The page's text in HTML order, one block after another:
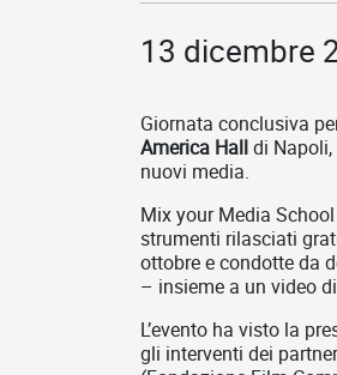
13 dicembre
Giornata conclusiva
America Halldi Napoli,
nuovi media.
Mix your Media
strumenti rilasciati
ottobre e condotte da
– insieme a un video
L’evento ha visto la
gli interventi dei